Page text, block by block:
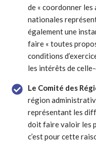
de « coordonner
nationales
également une
faire « toutes
conditions
les intérêts de
Le Comité des
région
représentant les
doit faire valoir les
c’est pour cette